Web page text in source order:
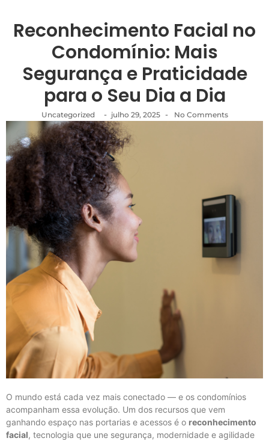
Reconhecimento Facial no
Condomínio: Mais
Segurança e Praticidade
para o Seu Dia a Dia
Uncategorized - julho 29, 2025 - No Comments
O mundo está cada vez mais conectado — e os condomínios
acompanham essa evolução. Um dos recursos que vem
ganhando espaço nas portarias e acessos é o reconhecimento
facial, tecnologia que une segurança, modernidade e agilidade